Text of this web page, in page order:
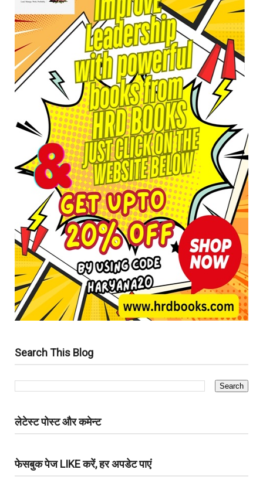
Search This Blog
लेटेस्ट पोस्ट और कमेन्ट
फेसबुक पेज LIKE करें, हर अपडेट पाएं